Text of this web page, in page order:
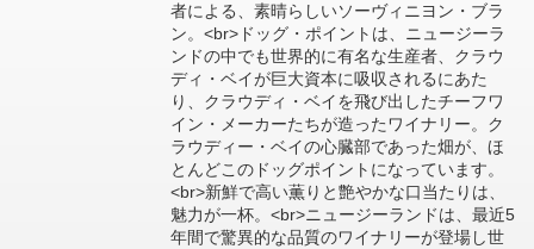
者による、素晴らしいソーヴィニヨン・ブラ
ン。<br>ドッグ・ポイントは、ニュージーラ
ンドの中でも世界的に有名な生産者、クラウ
ディ・ベイが巨大資本に吸収されるにあた
り、クラウディ・ベイを飛び出したチーフワ
イン・メーカーたちが造ったワイナリー。ク
ラウディー・ベイの心臓部であった畑が、ほ
とんどこのドッグポイントになっています。
<br>新鮮で高い薫りと艶やかな口当たりは、
魅力が一杯。<br>ニュージーランドは、最近5
年間で驚異的な品質のワイナリーが登場し世